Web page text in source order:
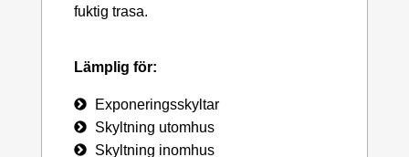
fuktig trasa.
Lämplig för:
Exponeringsskyltar
Skyltning utomhus
Skyltning inomhus